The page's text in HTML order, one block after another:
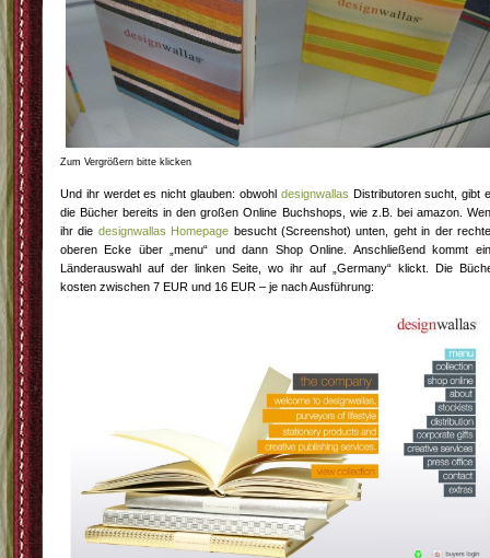
Zum Vergrößern bitte klicken
Und ihr werdet es nicht glauben: obwohl designwallas Distributoren sucht, gibt
die Bücher bereits in den großen Online Buchshops, wie z.B. bei amazon.
ihr die designwallas Homepage besucht (Screenshot) unten, geht in der
oberen Ecke über „menu“ und dann Shop Online. Anschließend kommt
Länderauswahl auf der linken Seite, wo ihr auf „Germany“ klickt. Die
kosten zwischen 7 EUR und 16 EUR – je nach Ausführung: